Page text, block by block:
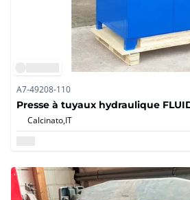
A7-49208-110
Presse à tuyaux hydraulique
Calcinato,IT